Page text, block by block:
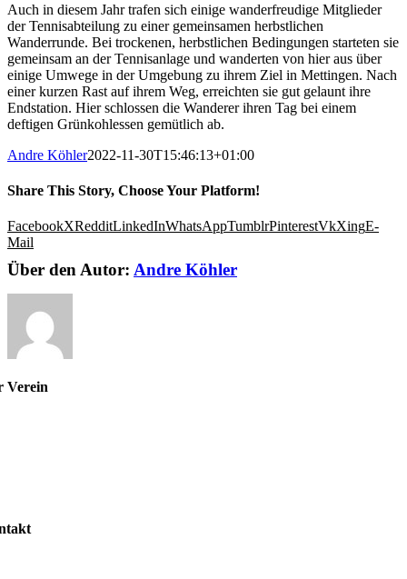
Auch in diesem Jahr trafen sich einige wanderfreudige Mitglieder
der Tennisabteilung zu einer gemeinsamen herbstlichen
Wanderrunde. Bei trockenen, herbstlichen Bedingungen starteten sie
gemeinsam an der Tennisanlage und wanderten von hier aus über
einige Umwege in der Umgebung zu ihrem Ziel in Mettingen. Nach
einer kurzen Rast auf ihrem Weg, erreichten sie gut gelaunt ihre
Endstation. Hier schlossen die Wanderer ihren Tag bei einem
deftigen Grünkohlessen gemütlich ab.
Andre Köhler2022-11-30T15:46:13+01:00
Share This Story, Choose Your Platform!
FacebookXRedditLinkedInWhatsAppTumblrPinterestVkXingE-
Mail
Über den Autor: Andre Köhler
Verein